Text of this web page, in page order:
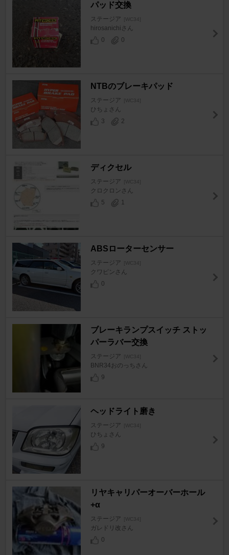
パッド交換
ステージア [WC34]
hirosanichiさん
0
0
NTBのブレーキパッド
ステージア [WC34]
ひちょさん
3
2
ディクセル
ステージア [WC34]
クロクロンさん
5
1
ABSローターセンサー
ステージア [WC34]
クワピンさん
0
ブレーキランプスイッチ ストッ
パーラバー交換
ステージア [WC34]
BNR34おのっちさん
9
ヘッドライト磨き
ステージア [WC34]
ひちょさん
9
リヤキャリパーオーバーホール
+α
ステージア [WC34]
ガレドリ改さん
0